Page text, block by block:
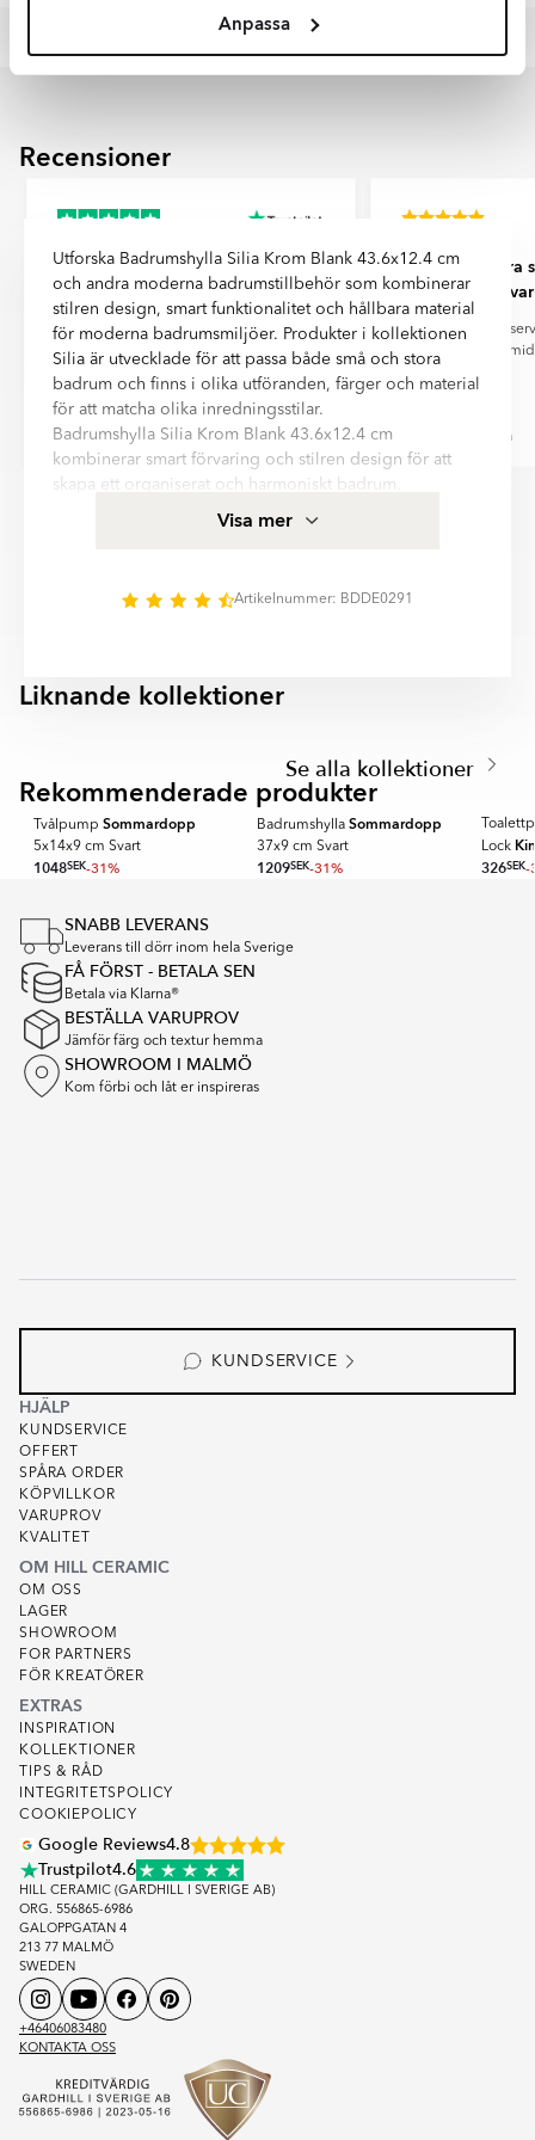
Anpassa
product-installation-0469-
certificate-0395.pdf
Recensioner
James Johansson
Top notch!
Bra, snabba, pålitliga och snälla. Jätte
nöjd.
Michael Sjöström
Fick grymt bra
Löste
Fick grymt bra
varuprov
Utforska Badrumshylla Silia Krom Blank 43.6x12.4 cm
och andra moderna badrumstillbehör som kombinerar
stilren design, smart funktionalitet och hållbara material
för moderna badrumsmiljöer. Produkter i kollektionen
Silia är utvecklade för att passa både små och stora
badrum och finns i olika utföranden, färger och material
för att matcha olika inredningsstilar.
Badrumshylla Silia Krom Blank 43.6x12.4 cm
kombinerar smart förvaring och stilren design för att
skapa ett organiserat och harmoniskt badrum.
Med Väggmonterad montering och material som
harmoniskt, organiserat och funktionellt badrum med
Visa mer
Artikelnummer: BDDE0291
Liknande kollektioner
ROLL
5
Se alla kollektioner
Rekommenderade produkter
SPARA MER
Tvålpump Sommardopp
5x14x9 cm Svart
1048SEK-31%
SPARA MER
BadrumshyllaSommardopp
37x9 cm Svart
1209SEK-31%
Lock
326SEK-
1
of
16
SNABB LEVERANS
Leverans till dörr inom hela Sverige
FÅ FÖRST - BETALA SEN
Betala via Klarna®
BESTÄLLA VARUPROV
Jämför färg och textur hemma
SHOWROOM I MALMÖ
Kom förbi och låt er inspireras
KUNDSERVICE
HJÄLP
KUNDSERVICE
OFFERT
SPÅRA ORDER
KÖPVILLKOR
VARUPROV
KVALITET
OM HILL CERAMIC
OM OSS
LAGER
SHOWROOM
FOR PARTNERS
FÖR KREATÖRER
EXTRAS
INSPIRATION
KOLLEKTIONER
TIPS & RÅD
INTEGRITETSPOLICY
COOKIEPOLICY
Google Reviews4.8
Trustpilot4.6
HILL CERAMIC (GARDHILL I SVERIGE AB)
ORG. 556865-6986
GALOPPGATAN 4
213 77 MALMÖ
SWEDEN
+46406083480
KONTAKTA OSS